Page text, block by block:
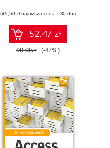
(49,50 zł najniższa cena z 30 dni)
52.47 zł
99.00zł (-47%)